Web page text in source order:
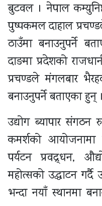
बुटवल । नेपाल
पुष्पकमल दाहाल
ठाउँमा बनाउनुपर्ने
दाङमा प्रदेशको
प्रचण्डले मंगलबार
बनाउनुपर्ने बताएका हुन् ।
उद्योग ब्यापार
कमर्शको
पर्यटन प्रवद्र्धन,
महोत्सको उद्घाटन
भन्दा नयाँ स्थानमा